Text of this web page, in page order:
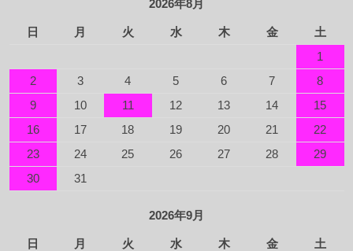
2026年8月
日 月 火 水 木 金
土
1
2
3 4 5 6 7
8
9
10 11 12 13 14
15
16
17 18 19 20 21
22
23
24 25 26 27 28
29
30
31
2026年9月
日 月 火 水 木 金
土